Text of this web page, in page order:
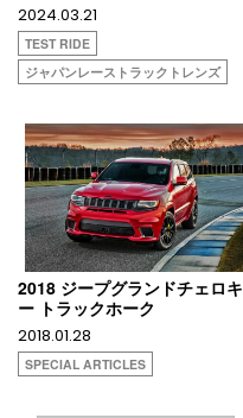
2024.03.21
TEST RIDE
ジャパンレーストラックトレンズ
2018 ジープグランドチェロキ
ー トラックホーク
2018.01.28
SPECIAL ARTICLES